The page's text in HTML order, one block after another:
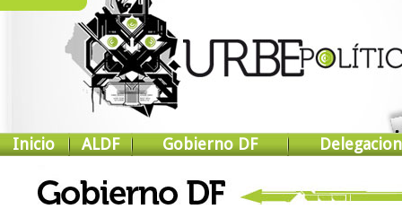
Inicio ALDF Gobierno DF